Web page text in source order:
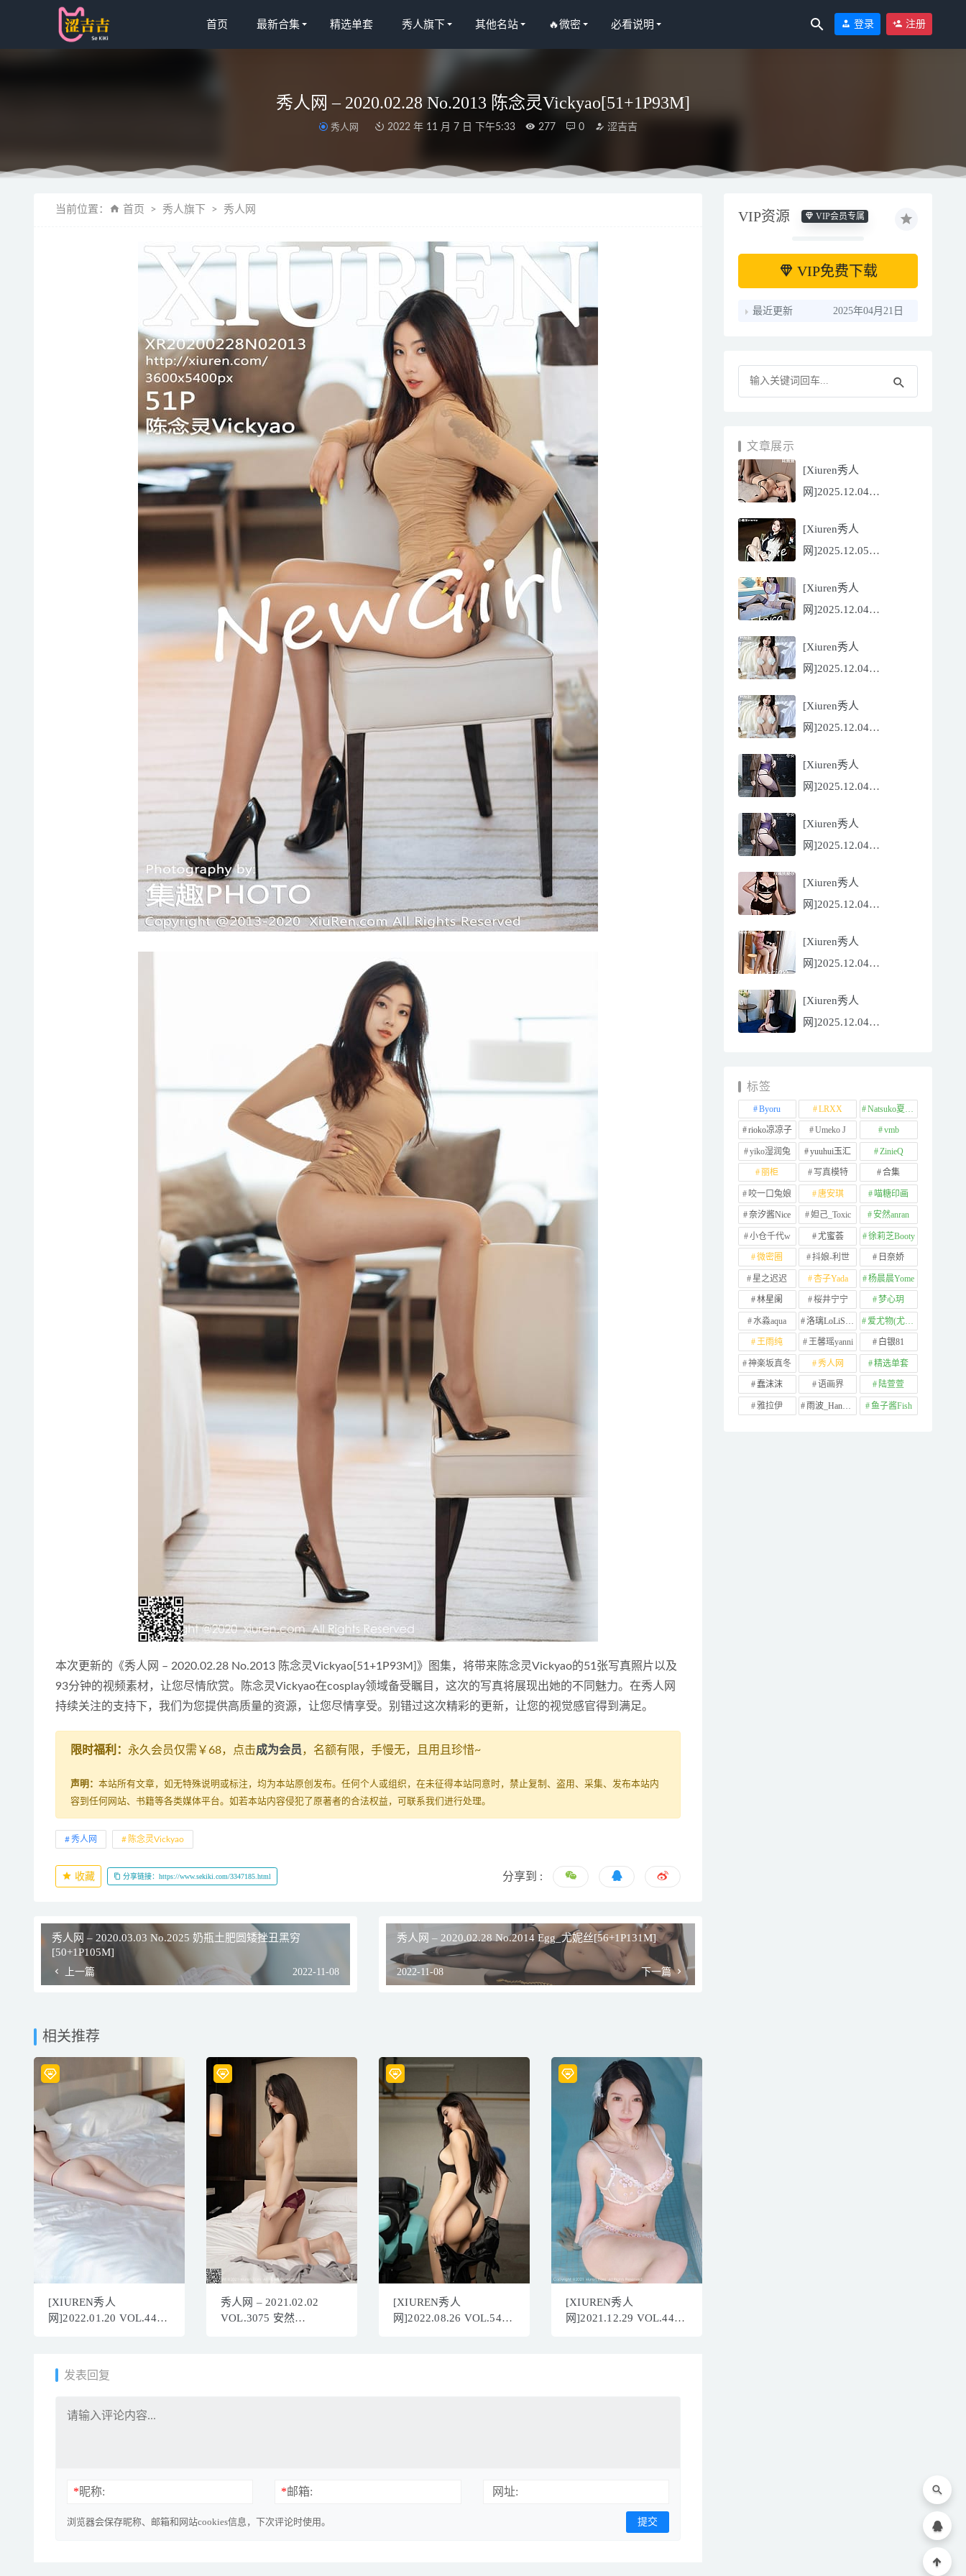
首页 最新合集 精选单套 秀人旗下 其他名站 🔥微密 必看说明 登录 注册
秀人网 – 2020.02.28 No.2013 陈念灵Vickyao[51+1P93M]
秀人网 2022 年 11 月 7 日 下午5:33 277 0 涩吉吉
当前位置： 首页 秀人旗下 秀人网
本次更新的《秀人网 – 2020.02.28 No.2013 陈念灵Vickyao[51+1P93M]》图集，将带来陈念灵Vickyao的51张写真照片以及
93分钟的视频素材，让您尽情欣赏。陈念灵Vickyao在cosplay领域备受瞩目，这次的写真将展现出她的不同魅力。在秀人网
持续关注的支持下，我们为您提供高质量的资源，让您尽情享受。别错过这次精彩的更新，让您的视觉感官得到满足。
限时福利： 永久会员仅需￥68，点击成为会员，名额有限，手慢无，且用且珍惜~
声明： 本站所有文章，如无特殊说明或标注，均为本站原创发布。任何个人或组织，在未征得本站同意时，禁止复制、盗用、采集、发布本站内
容到任何网站、书籍等各类媒体平台。如若本站内容侵犯了原著者的合法权益，可联系我们进行处理。
秀人网 陈念灵Vickyao
收藏 分享链接：https://www.sekiki.com/3347185.html 分享到 :
秀人网 – 2020.03.03 No.2025 奶瓶土肥圆矮挫丑黑穷
[50+1P105M]
上一篇 2022-11-08
秀人网 – 2020.02.28 No.2014 Egg_尤妮丝[56+1P131M]
2022-11-08 下一篇
相关推荐
[XIUREN秀人
网]2022.01.20 VOL.4491
秀人网 – 2021.02.02
VOL.3075 安然
[XIUREN秀人
网]2022.08.26 VOL.5498
[XIUREN秀人
网]2021.12.29 VOL.4401
发表回复
*昵称: *邮箱: 网址:
浏览器会保存昵称、邮箱和网站cookies信息，下次评论时使用。
VIP资源 VIP会员专属
VIP免费下载
最近更新 2025年04月21日
文章展示
[Xiuren秀人
网]2025.12.04
[81P/751.43MB]
[Xiuren秀人
网]2025.12.05
nienie[60P/642.39MB]
[Xiuren秀人
网]2025.12.04
Flora[81P/832.27MB]
[Xiuren秀人
网]2025.12.04
[56P/602.69MB]
[Xiuren秀人
网]2025.12.04
[56P/602.69MB]
[Xiuren秀人
网]2025.12.04
[71P/960.78MB]
[Xiuren秀人
网]2025.12.04
[71P/960.78MB]
[Xiuren秀人
网]2025.12.04
[86P/762.32MB]
[Xiuren秀人
网]2025.12.04
Well11[67P/745.99MB]
[Xiuren秀人
网]2025.12.04
标签
Byoru LRXX Natsuko夏夏子
rioko凉凉子 Umeko J vmb
yiko湿润兔 yuuhui玉汇 ZinieQ
丽柜 写真模特 合集
咬一口兔娘 唐安琪 喵糖印画
奈汐酱Nice 妲己_Toxic 安然anran
小仓千代w 尤蜜荟 徐莉芝Booty
微密圈 抖娘-利世 日奈娇
星之迟迟 杏子Yada 杨晨晨Yome
林星阑 桜井宁宁 梦心玥
水淼aqua 洛璃LoLiSAMA 爱尤物(尤果网)
王雨纯 王馨瑶yanni 白银81
神楽坂真冬 秀人网 精选单套
蠢沫沫 语画界 陆萱萱
雅拉伊 雨波_HaneAme 鱼子酱Fish
Sayo Momo – Dorothy – NIKKE[74P13V-780MB]
Sayo Momo – The Herta[74P10V-558MB] 2025-04-25
1p狼(狼狼喵) – 微密圈写真&视频合集【持续更新中】 2025-10-09